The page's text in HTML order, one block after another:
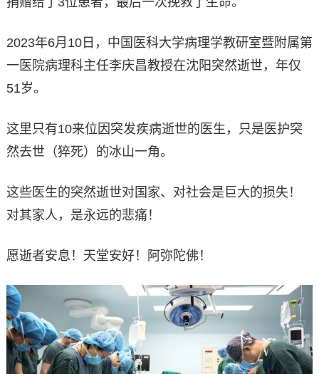
2023年6月10日，中国医科大学病理学教研室暨附属第
一医院病理科主任李庆昌教授在沈阳突然逝世，年仅
51岁。
这里只有10来位因突发疾病逝世的医生，只是医护突
然去世（猝死）的冰山一角。
这些医生的突然逝世对国家、对社会是巨大的损失！
对其家人，是永远的悲痛！
愿逝者安息！天堂安好！阿弥陀佛！